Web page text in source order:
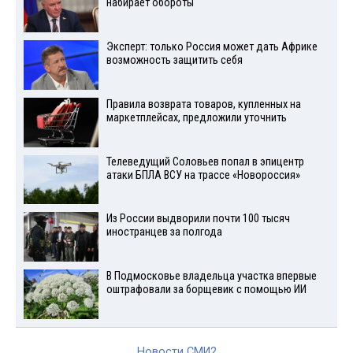
набирает обороты
Эксперт: только Россия может дать Африке
возможность защитить себя
Правила возврата товаров, купленных на
маркетплейсах, предложили уточнить
Телеведущий Соловьев попал в эпицентр
атаки БПЛА ВСУ на трассе «Новороссия»
Из России выдворили почти 100 тысяч
иностранцев за полгода
В Подмосковье владельца участка впервые
оштрафовали за борщевик с помощью ИИ